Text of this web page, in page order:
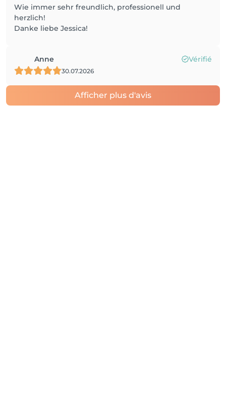
Wie immer sehr freundlich, professionell und
herzlich!
Danke liebe Jessica!
Anne Vérifié
30.07.2026
Afficher plus d'avis